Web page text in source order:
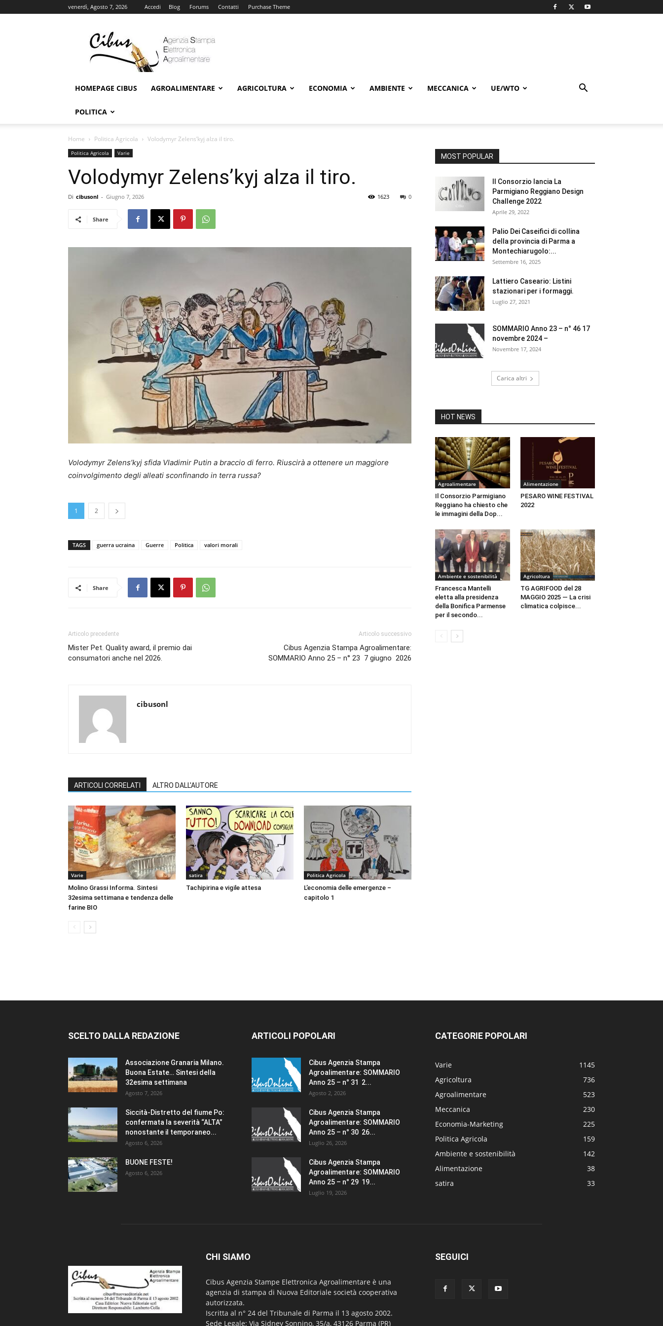
venerdì, Agosto 7, 2026 Accedi Blog Forums Contatti Purchase Theme
Online
HOMEPAGE CIBUS AGROALIMENTARE AGRICOLTURA ECONOMIA AMBIENTE MECCANICA UE/WTO
POLITICA
Home Politica Agricola Volodymyr Zelens’kyj alza il tiro.
Politica Agricola Varie
Volodymyr Zelens’kyj alza il tiro.
Di cibusonl - Giugno 7, 2026 0
1623
Share
Volodymyr Zelens’kyj sfida Vladimir Putin a braccio di ferro. Riuscirà a ottenere un maggiore
coinvolgimento degli alleati sconfinando in terra russa?
1 2
TAGS guerra ucraina Guerre Politica valori morali
Share
Articolo precedente
Mister Pet. Quality award, il premio dai
consumatori anche nel 2026.
Articolo successivo
Cibus Agenzia Stampa Agroalimentare:
SOMMARIO Anno 25 – n° 23 7 giugno 2026
cibusonl
ARTICOLI CORRELATI ALTRO DALL'AUTORE
Varie
Molino Grassi Informa. Sintesi
32esima settimana e tendenza delle
farine BIO
satira
Tachipirina e vigile attesa
Politica Agricola
L’economia delle emergenze –
capitolo 1
MOST POPULAR
Il Consorzio lancia La
Parmigiano Reggiano Design
Challenge 2022
Aprile 29, 2022
Palio Dei Caseifici di collina
della provincia di Parma a
Montechiarugolo:...
Settembre 16, 2025
Lattiero Caseario: Listini
stazionari per i formaggi.
Luglio 27, 2021
SOMMARIO Anno 23 – n° 46 17
novembre 2024 –
Novembre 17, 2024
Carica altri
HOT NEWS
Agroalimentare
Il Consorzio Parmigiano
Reggiano ha chiesto che
le immagini della Dop...
Alimentazione
PESARO WINE FESTIVAL
2022
Ambiente e sostenibilità
Francesca Mantelli
eletta alla presidenza
della Bonifica Parmense
per il secondo...
Agricoltura
TG AGRIFOOD del 28
MAGGIO 2025 — La crisi
climatica colpisce...
SCELTO DALLA REDAZIONE
Associazione Granaria Milano.
Buona Estate… Sintesi della
32esima settimana
Agosto 7, 2026
Siccità-Distretto del fiume Po:
confermata la severità “ALTA”
nonostante il temporaneo...
Agosto 6, 2026
BUONE FESTE!
Agosto 6, 2026
ARTICOLI POPOLARI
Cibus Agenzia Stampa
Agroalimentare: SOMMARIO
Anno 25 – n° 31 2...
Agosto 2, 2026
Cibus Agenzia Stampa
Agroalimentare: SOMMARIO
Anno 25 – n° 30 26...
Luglio 26, 2026
Cibus Agenzia Stampa
Agroalimentare: SOMMARIO
Anno 25 – n° 29 19...
Luglio 19, 2026
CATEGORIE POPOLARI
Varie
1145
Agricoltura
736
Agroalimentare
523
Meccanica
230
Economia-Marketing
225
Politica Agricola
159
Ambiente e sostenibilità
142
Alimentazione
38
satira
33
CHI SIAMO
Cibus Agenzia Stampe Elettronica Agroalimentare è una
agenzia di stampa di Nuova Editoriale società cooperativa
autorizzata.
Iscritta al n° 24 del Tribunale di Parma il 13 agosto 2002.
Sede Legale: Via Sidney Sonnino, 35/a, 43126 Parma (PR)
SEGUICI